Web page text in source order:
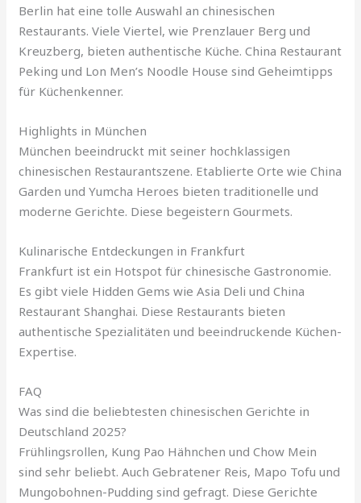
Berlin hat eine tolle Auswahl an chinesischen
Restaurants. Viele Viertel, wie Prenzlauer Berg und
Kreuzberg, bieten authentische Küche. China Restaurant
Peking und Lon Men’s Noodle House sind Geheimtipps
für Küchenkenner.
Highlights in München
München beeindruckt mit seiner hochklassigen
chinesischen Restaurantszene. Etablierte Orte wie China
Garden und Yumcha Heroes bieten traditionelle und
moderne Gerichte. Diese begeistern Gourmets.
Kulinarische Entdeckungen in Frankfurt
Frankfurt ist ein Hotspot für chinesische Gastronomie.
Es gibt viele Hidden Gems wie Asia Deli und China
Restaurant Shanghai. Diese Restaurants bieten
authentische Spezialitäten und beeindruckende Küchen-
Expertise.
FAQ
Was sind die beliebtesten chinesischen Gerichte in
Deutschland 2025?
Frühlingsrollen, Kung Pao Hähnchen und Chow Mein
sind sehr beliebt. Auch Gebratener Reis, Mapo Tofu und
Mungobohnen-Pudding sind gefragt. Diese Gerichte